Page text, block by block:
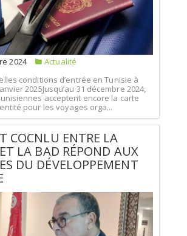
2024
Actualité
conditions d’entrée en Tunisie à
2025Jusqu’au 31 décembre 2024,
acceptent encore la carte
pour les voyages orga...
COCNLU ENTRE LA
LA BAD RÉPOND AUX
DU DÉVELOPPEMENT